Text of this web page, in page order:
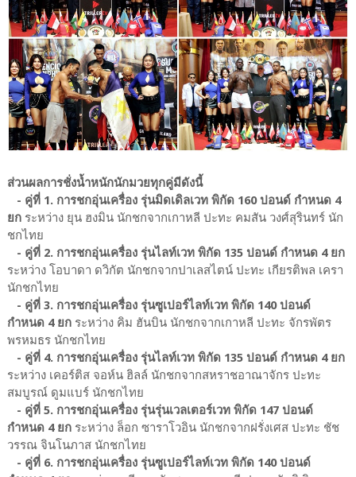
ส่วนผลการชั่งน้ำหนักนักมวยทุกคู่มีดังนี้
- คู่ที่ 1. การชกอุ่นเครื่อง รุ่นมิดเดิลเวท พิกัด 160 ปอนด์ กำหนด 4
ยกระหว่าง ยุน ฮงมิน นักชกจากเกาหลี ปะทะ คมสัน วงศ์สุรินทร์ นัก
ชกไทย
- คู่ที่ 2. การชกอุ่นเครื่อง รุ่นไลท์เวท พิกัด 135 ปอนด์ กำหนด 4 ยก
ระหว่าง โอบาดา ดวิกัต นักชกจากปาเลสไตน์ ปะทะ เกียรติพล เครา
นักชกไทย
- คู่ที่ 3. การชกอุ่นเครื่อง รุ่นซูเปอร์ไลท์เวท พิกัด 140 ปอนด์
กำหนด 4 ยกระหว่าง คิม ฮันบิน นักชกจากเกาหลี ปะทะ จักรพัตร
พรหมธร นักชกไทย
- คู่ที่ 4. การชกอุ่นเครื่อง รุ่นไลท์เวท พิกัด 135 ปอนด์ กำหนด 4 ยก
ระหว่าง เคอร์ติส จอห์น ฮิลล์ นักชกจากสหราชอาณาจักร ปะทะ
สมบูรณ์ ดูมแบร์ นักชกไทย
- คู่ที่ 5. การชกอุ่นเครื่อง รุ่นรุ่นเวลเตอร์เวท พิกัด 147 ปอนด์
กำหนด 4 ยกระหว่าง ล็อก ซาราโวอิน นักชกจากฝรั่งเศส ปะทะ ชัช
วรรณ จินโนภาส นักชกไทย
- คู่ที่ 6. การชกอุ่นเครื่อง รุ่นซูเปอร์ไลท์เวท พิกัด 140 ปอนด์